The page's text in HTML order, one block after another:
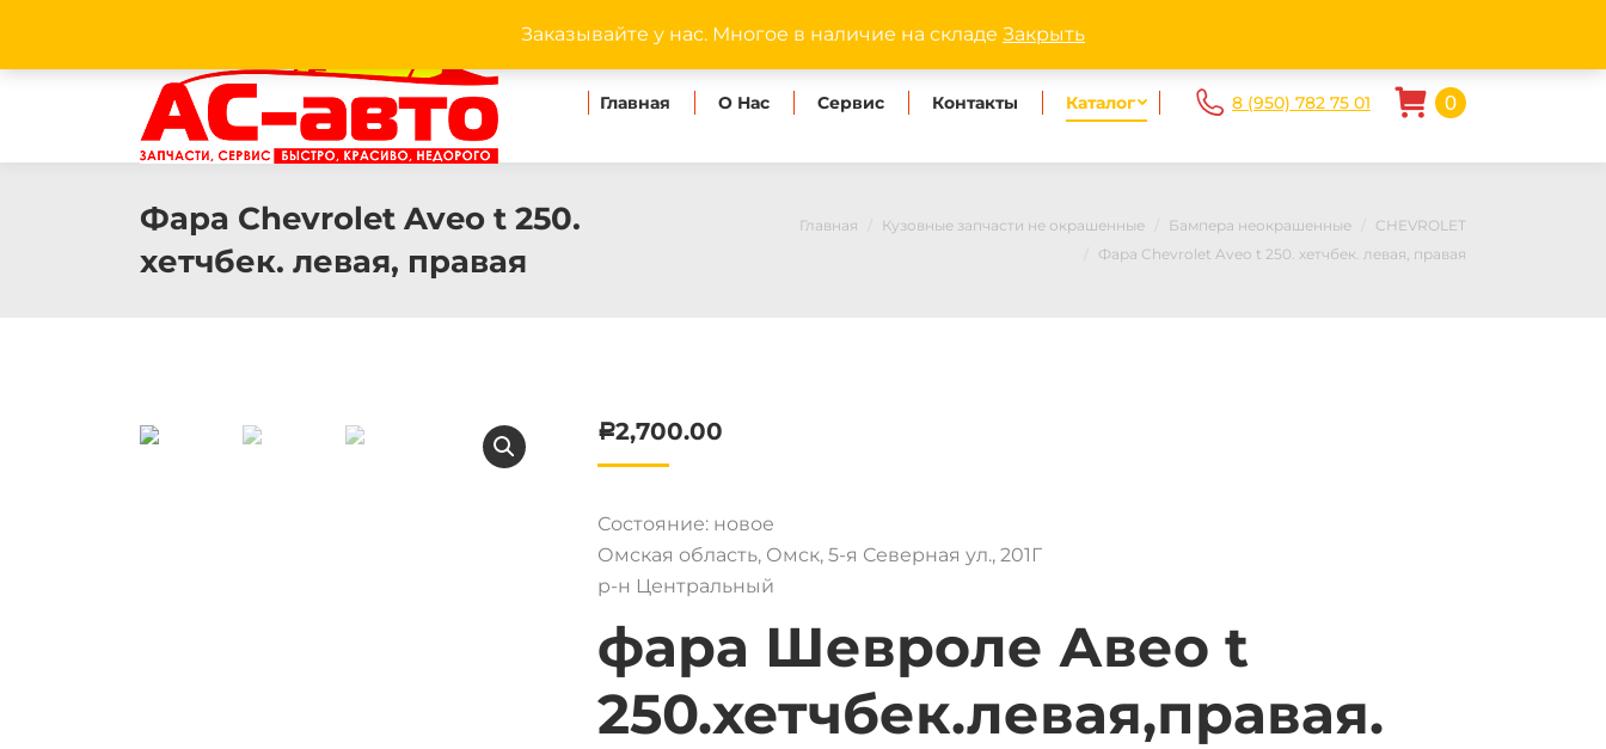
Главная О Нас Сервис Контакты Каталог 8 (950) 782 75 01 0
Фара Chevrolet Aveo t 250.
хетчбек. левая, правая
Главная Кузовные запчасти не окрашенные Бампера неокрашенные
CHEVROLET
Фара Chevrolet Aveo t 250. хетчбек. левая, правая
Р2,700.00
Состояние: новое
Омская область, Омск, 5-я Северная ул., 201Г
р-н Центральный
фара Шевроле Авео t
250.хетчбек.левая,правая.
Заказывайте у нас. Многое в наличие на складе Закрыть